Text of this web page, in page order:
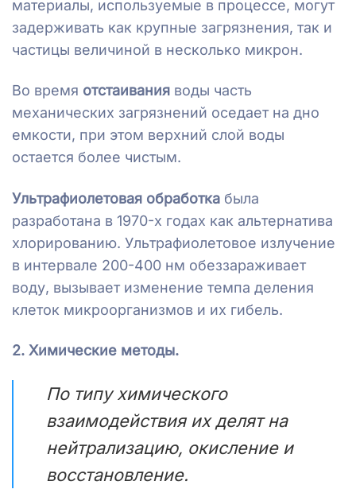
материалы, используемые в процессе, могут
задерживать как крупные загрязнения, так и
частицы величиной в несколько микрон.
Во время отстаивания воды часть
механических загрязнений оседает на дно
емкости, при этом верхний слой воды
остается более чистым.
Ультрафиолетовая обработка была
разработана в 1970-х годах как альтернатива
хлорированию. Ультрафиолетовое излучение
в интервале 200-400 нм обеззараживает
воду, вызывает изменение темпа деления
клеток микроорганизмов и их гибель.
2. Химические методы.
По типу химического
взаимодействия их делят на
нейтрализацию, окисление и
восстановление.